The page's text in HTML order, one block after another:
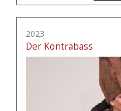
2023
Der Kontrabass